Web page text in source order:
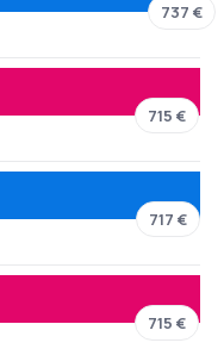
737 €
715 €
717 €
715 €